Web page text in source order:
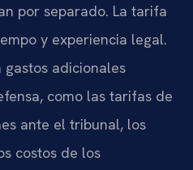
por separado. La tarifa
y experiencia legal.
gastos adicionales
como las tarifas de
ante el tribunal, los
costos de los